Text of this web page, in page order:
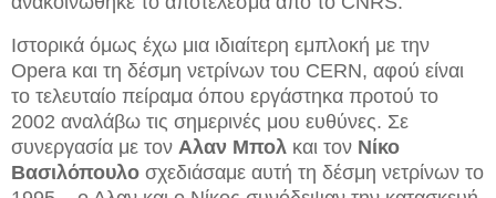
Ιστορικά όμως έχω μια ιδιαίτερη εμπλοκή με την
Opera και τη δέσμη νετρίνων του CERN, αφού είναι
το τελευταίο πείραμα όπου εργάστηκα προτού το
2002 αναλάβω τις σημερινές μου ευθύνες. Σε
συνεργασία με τον Αλαν Μπολ και τον Νίκο
Βασιλόπουλο σχεδιάσαμε αυτή τη δέσμη νετρίνων το